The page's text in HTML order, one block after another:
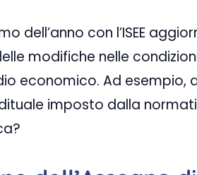
dell’anno con l’ISEE
modifiche nelle
economico. Ad esempio,
imposto dalla